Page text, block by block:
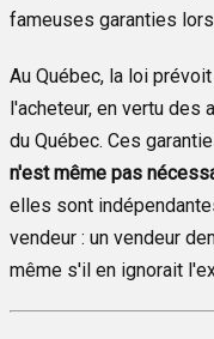
fameuses garanties
Au Québec, la loi
l'acheteur, en vertu des
du Québec. Ces
n'est même pas
elles sont
vendeur : un vendeur
même s'il en ignorait